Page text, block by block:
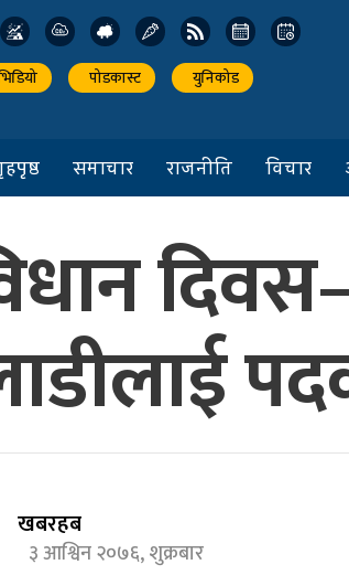
पोडकास्ट युनिकोड
समाचार राजनीति विचार
खबरहब
३ आश्विन २०७६, शुक्रबार